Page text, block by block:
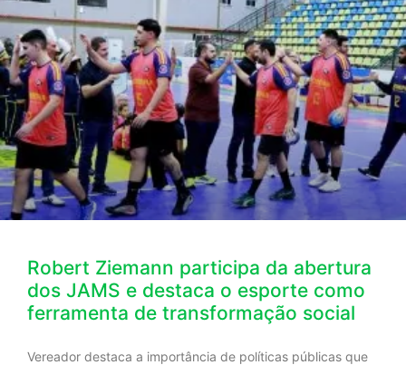
Robert Ziemann participa da abertura
dos JAMS e destaca o esporte como
ferramenta de transformação social
Vereador destaca a importância de políticas públicas que